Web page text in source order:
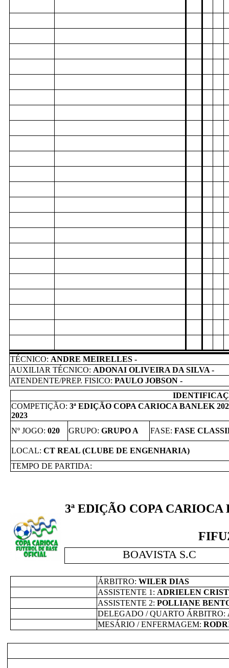
TÉCNICO: ANDRE MEIRELLES -
AUXILIAR TÉCNICO: ADONAI OLIVEIRA DA SILVA -
ATENDENTE/PREP. FISICO: PAULO JOBSON -
COMPETIÇÃO: 3ª EDIÇÃO COPA CARIOCA BANLEK
2023
Nº JOGO: 020 GRUPO: GRUPO A FASE: FASE
LOCAL: CT REAL (CLUBE DE ENGENHARIA)
TEMPO DE PARTIDA:
3ª EDIÇÃO COPA CARIOCA
BOAVISTA S.C
ÁRBITRO: WILER DIAS
ASSISTENTE 1: ADRIELEN
ASSISTENTE 2: POLLIANE
DELEGADO / QUARTO ÁRBITRO:
MESÁRIO / ENFERMAGEM: